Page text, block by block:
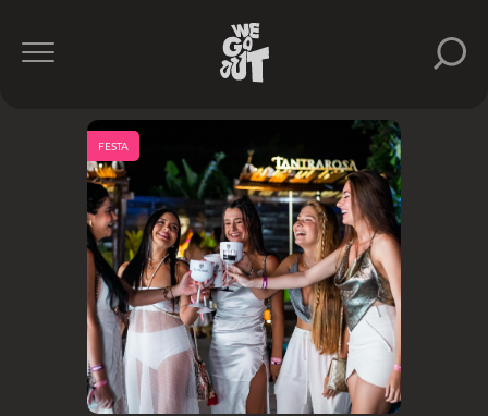
FESTA